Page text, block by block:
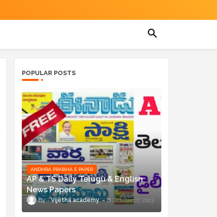
POPULAR POSTS
ANDHRA PRABHA E PAPER
AP & TS Daily Telugu & English
News Papers
Vijetha academy October 07, 2023